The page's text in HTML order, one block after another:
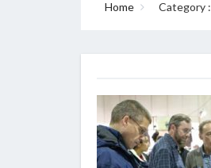
Home Category :